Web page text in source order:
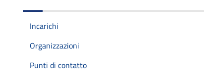
Incarichi
Organizzazioni
Punti di contatto